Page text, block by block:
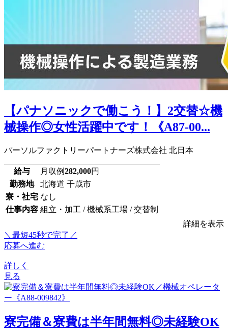
【パナソニックで働こう！】2交替☆機
械操作◎女性活躍中です！《A87-00...
パーソルファクトリーパートナーズ株式会社 北日本
給与 月収例282,000円
勤務地
北海道 千歳市
寮・社宅 なし
仕事内容 組立・加工 / 機械系工場 / 交替制
詳細を表示
＼最短45秒で完了／
応募へ進む
詳しく
見る
寮完備＆寮費は半年間無料◎未経験OK